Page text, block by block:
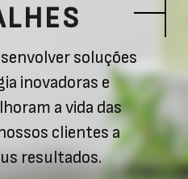
soluções
inovadoras e
a vida das
clientes a
resultados.